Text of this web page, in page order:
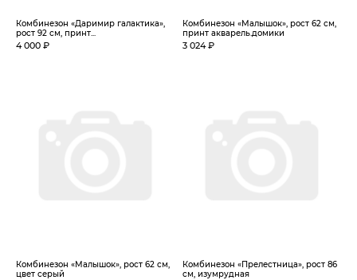
Комбинезон «Даримир галактика»,
рост 92 см, принт...
4 000 ₽
Комбинезон «Малышок», рост 62 см,
принт акварель.домики
3 024 ₽
Комбинезон «Малышок», рост 62 см,
цвет серый
Комбинезон «Прелестница», рост 86
см, изумрудная